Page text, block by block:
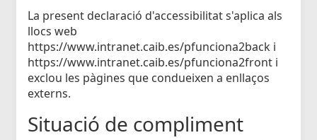
La present declaració d'accessibilitat s'aplica als
llocs web
https://www.intranet.caib.es/pfunciona2back i
https://www.intranet.caib.es/pfunciona2front i
exclou les pàgines que condueixen a enllaços
externs.
Situació de compliment